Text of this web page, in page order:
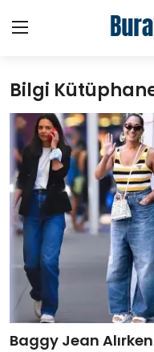
Ana Sayfa
Haberler
Kütüphane
Sektörel
Teknoloji
Video
Hakkımızda
Bilgi
Baggy Jean